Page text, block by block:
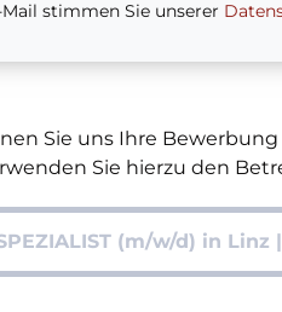
stimmen Sie unserer
Sie uns Ihre
Sie hierzu den
(m/w/d) in Linz